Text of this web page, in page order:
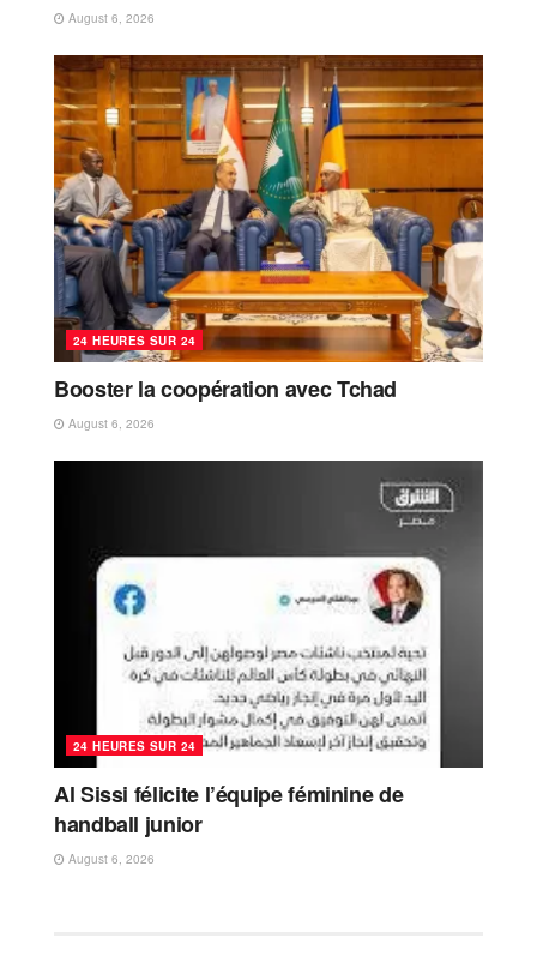
August 6, 2026
24 HEURES SUR 24
Booster la coopération avec Tchad
August 6, 2026
24 HEURES SUR 24
Al Sissi félicite l’équipe féminine de
handball junior
August 6, 2026